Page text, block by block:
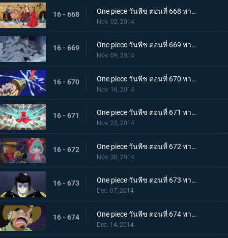
16 - 668 One piece วันพีช ตอนที่ 668 พากย์ไทย เปิดศึกตัดสิน วีรบุรุษไดอาเมนเต้ออกโรง
Nov. 02, 2014
16 - 669 One piece วันพีช ตอนที่ 669 พากย์ไทย ปราสาทขยับได้! สุดยอดผู้บริหารพีก้าปรากฏตัว!
Nov. 09, 2014
16 - 670 One piece วันพีช ตอนที่ 670 พากย์ไทย ระเบิดกรงเล็บมังกร! ท่าโจมตีสุดอันตรายของลูซี่!
Nov. 16, 2014
16 - 671 One piece วันพีช ตอนที่ 671 พากย์ไทย จัดการชูการ์ กองทัพคนแคระบุกจู่โจม!
Nov. 23, 2014
16 - 672 One piece วันพีช ตอนที่ 672 พากย์ไทย ความหวังสุดท้าย ความลับของท่านหัวหน้า!
Nov. 30, 2014
16 - 673 One piece วันพีช ตอนที่ 673 พากย์ไทย มนุษย์พั้งค์ กลาดิอุสระเบิดครั้งใหญ่!
Dec. 07, 2014
16 - 674 One piece วันพีช ตอนที่ 674 พากย์ไทย คนโกหก อุโซแลนด์หนีเอาตัวรอด!
Dec. 14, 2014